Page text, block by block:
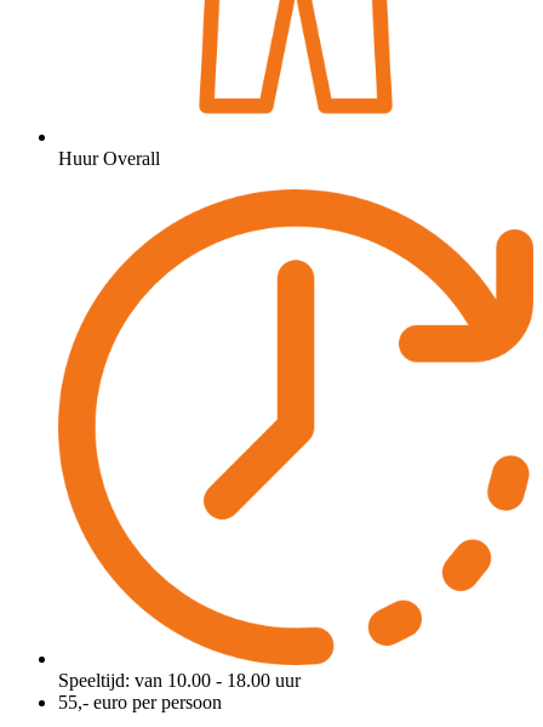
Huur Overall
Speeltijd: van 10.00 - 18.00 uur
55,- euro per persoon